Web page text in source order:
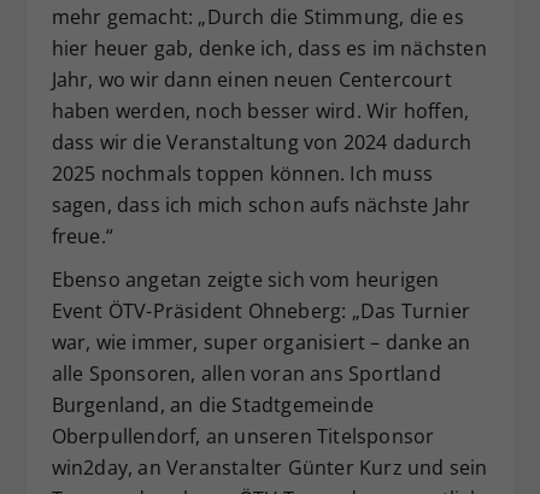
mehr gemacht: „Durch die Stimmung, die es
hier heuer gab, denke ich, dass es im nächsten
Jahr, wo wir dann einen neuen Centercourt
haben werden, noch besser wird. Wir hoffen,
dass wir die Veranstaltung von 2024 dadurch
2025 nochmals toppen können. Ich muss
sagen, dass ich mich schon aufs nächste Jahr
freue.“
Ebenso angetan zeigte sich vom heurigen
Event ÖTV-Präsident Ohneberg: „Das Turnier
war, wie immer, super organisiert – danke an
alle Sponsoren, allen voran ans Sportland
Burgenland, an die Stadtgemeinde
Oberpullendorf, an unseren Titelsponsor
win2day, an Veranstalter Günter Kurz und sein